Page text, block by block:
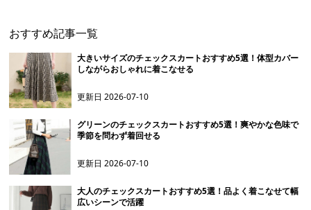
おすすめ記事一覧
大きいサイズのチェックスカートおすすめ5選！体型カバー
しながらおしゃれに着こなせる
更新日2026-07-10
グリーンのチェックスカートおすすめ5選！爽やかな色味で
季節を問わず着回せる
更新日2026-07-10
大人のチェックスカートおすすめ5選！品よく着こなせて幅
広いシーンで活躍